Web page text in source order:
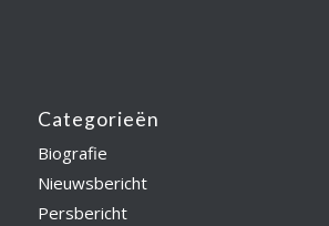
Categorieën
Biografie
Nieuwsbericht
Persbericht